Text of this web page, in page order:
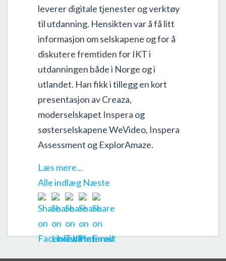
leverer digitale tjenester og verktøy
til utdanning. Hensikten var å få litt
informasjon om selskapene og for å
diskutere fremtiden for IKT i
utdanningen både i Norge og i
utlandet. Han fikk i tillegg en kort
presentasjon av Creaza,
moderselskapet Inspera og
søsterselskapene WeVideo, Inspera
Assessment og ExplorAmaze.
Læs mere...
Alle indlæg Næste